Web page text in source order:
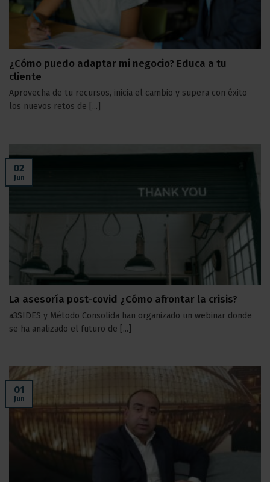
¿Cómo puedo adaptar mi negocio? Educa a tu
cliente
Aprovecha de tu recursos, inicia el cambio y supera con éxito
los nuevos retos de [...]
La asesoría post-covid ¿Cómo afrontar la crisis?
a3SIDES y Método Consolida han organizado un webinar donde
se ha analizado el futuro de [...]
02
Jun
01
Jun